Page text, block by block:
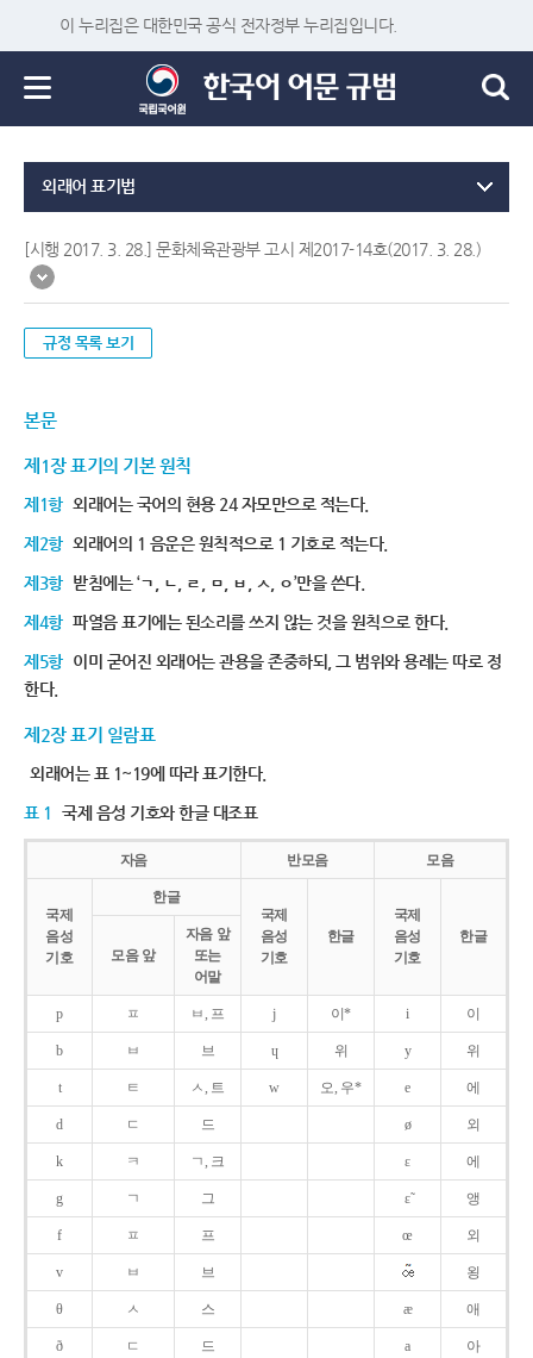
이 누리집은 대한민국 공식 전자정부 누리집입니다.
외래어 표기법
[시행 2017. 3. 28.] 문화체육관광부 고시 제2017-14호(2017. 3. 28.)
규정 목록 보기
본문
제1장 표기의 기본 원칙
제1항 외래어는 국어의 현용 24 자모만으로 적는다.
제2항 외래어의 1 음운은 원칙적으로 1 기호로 적는다.
제3항 받침에는 ‘ㄱ, ㄴ, ㄹ, ㅁ, ㅂ, ㅅ, ㅇ’만을 쓴다.
제4항 파열음 표기에는 된소리를 쓰지 않는 것을 원칙으로 한다.
제5항 이미 굳어진 외래어는 관용을 존중하되, 그 범위와 용례는 따로 정
한다.
제2장 표기 일람표
외래어는 표 1~19에 따라 표기한다.
표 1 국제 음성 기호와 한글 대조표
자음 반모음 모음
국제
음성
기호
한글
국제
음성
기호
한글
국제
음성
기호
한글
모음 앞
자음 앞
또는
어말
p ㅍ ㅂ, 프 j 이* i 이
b ㅂ 브 ɥ 위 y 위
t ㅌ ㅅ, 트 w 오, 우* e 에
d ㄷ 드 ø 외
k ㅋ ㄱ, 크 ɛ 에
g ㄱ 그 ɛ̃ 앵
f ㅍ 프 œ 외
v ㅂ 브 욍
θ ㅅ 스 æ 애
ð ㄷ 드 a 아